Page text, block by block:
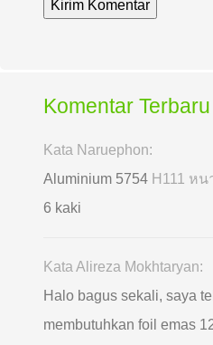
Komentar Terbaru
Kata Naruephon:
Aluminium 5754 H111 หน
6 kaki
Kata Alireza Mokhtaryan:
Halo bagus sekali, saya
membutuhkan foil emas